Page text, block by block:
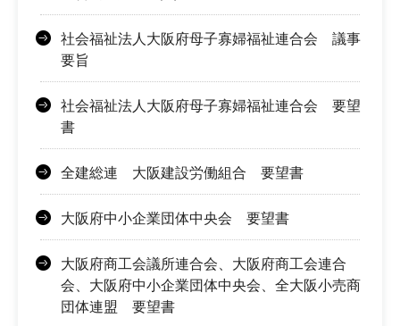
社会福祉法人大阪府母子寡婦福祉連合会 議事
要旨
社会福祉法人大阪府母子寡婦福祉連合会 要望
書
全建総連 大阪建設労働組合 要望書
大阪府中小企業団体中央会 要望書
大阪府商工会議所連合会、大阪府商工会連合
会、大阪府中小企業団体中央会、全大阪小売商
団体連盟 要望書